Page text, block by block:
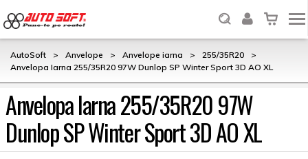
AutoSoft > Anvelope > Anvelope iarna > 255/35R20
>
Anvelopa Iarna 255/35R20 97W Dunlop SP Winter Sport 3D AO XL
Anvelopa Iarna 255/35R20 97W
Dunlop SP Winter Sport 3D AO XL